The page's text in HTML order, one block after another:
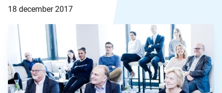
18 december 2017